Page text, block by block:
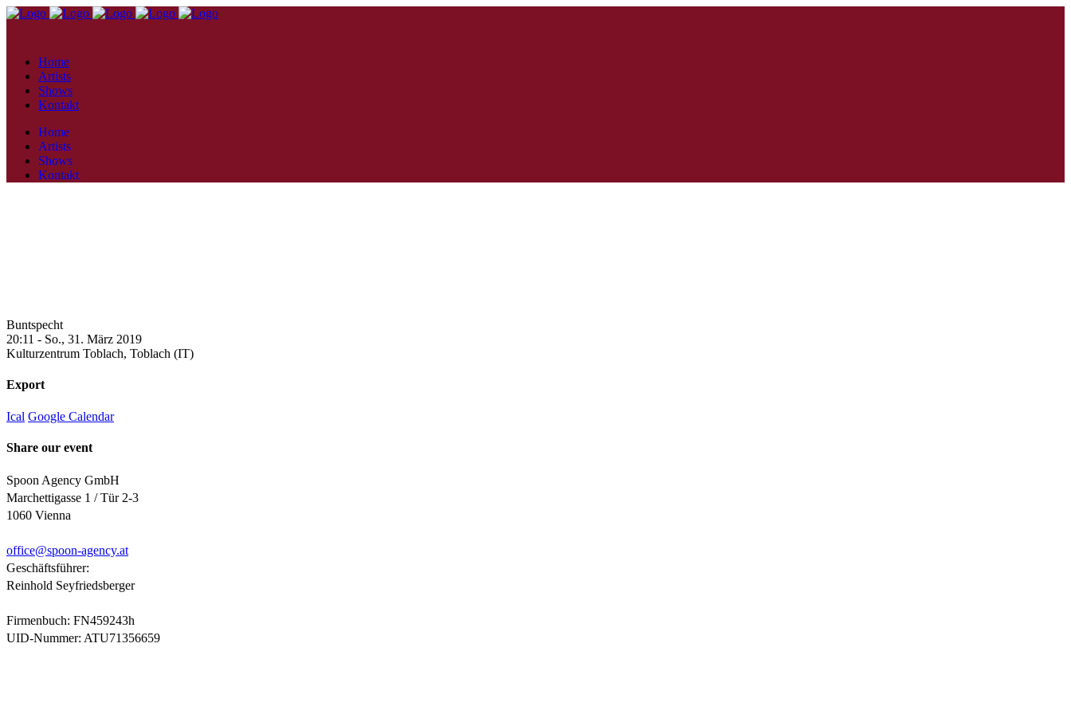
Home
Artists
Shows
Kontakt
Home
Artists
Shows
Kontakt
Buntspecht
20:11 - So., 31. März 2019
Kulturzentrum Toblach, Toblach (IT)
Export
Ical Google Calendar
Share our event
Spoon Agency GmbH
Marchettigasse 1 / Tür 2-3
1060 Vienna
office@spoon-agency.at
Geschäftsführer:
Reinhold Seyfriedsberger
Firmenbuch: FN459243h
UID-Nummer: ATU71356659